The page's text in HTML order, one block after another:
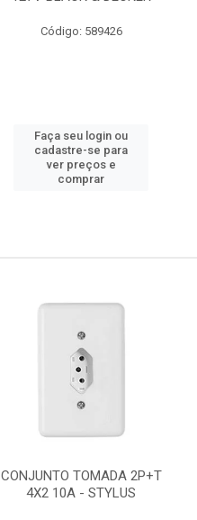
Código: 589426
Faça seu login ou
cadastre-se para
ver preços e
comprar
CONJUNTO TOMADA 2P+T
4X2 10A - STYLUS